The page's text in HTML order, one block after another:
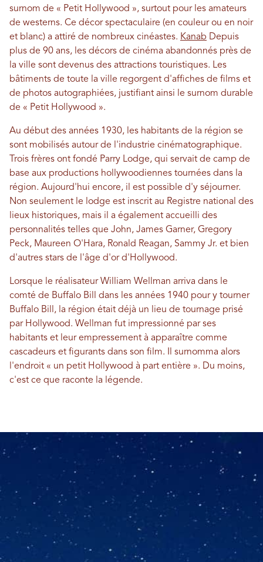
surnom de « Petit Hollywood », surtout pour les amateurs
de westerns. Ce décor spectaculaire (en couleur ou en noir
et blanc) a attiré de nombreux cinéastes. Kanab Depuis
plus de 90 ans, les décors de cinéma abandonnés près de
la ville sont devenus des attractions touristiques. Les
bâtiments de toute la ville regorgent d'affiches de films et
de photos autographiées, justifiant ainsi le surnom durable
de « Petit Hollywood ».
Au début des années 1930, les habitants de la région se
sont mobilisés autour de l'industrie cinématographique.
Trois frères ont fondé Parry Lodge, qui servait de camp de
base aux productions hollywoodiennes tournées dans la
région. Aujourd'hui encore, il est possible d'y séjourner.
Non seulement le lodge est inscrit au Registre national des
lieux historiques, mais il a également accueilli des
personnalités telles que John, James Garner, Gregory
Peck, Maureen O'Hara, Ronald Reagan, Sammy Jr. et bien
d'autres stars de l'âge d'or d'Hollywood.
Lorsque le réalisateur William Wellman arriva dans le
comté de Buffalo Bill dans les années 1940 pour y tourner
Buffalo Bill, la région était déjà un lieu de tournage prisé
par Hollywood. Wellman fut impressionné par ses
habitants et leur empressement à apparaître comme
cascadeurs et figurants dans son film. Il surnomma alors
l'endroit « un petit Hollywood à part entière ». Du moins,
c'est ce que raconte la légende.